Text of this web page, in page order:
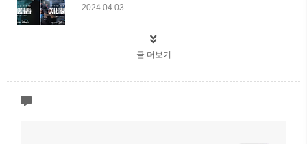
2024.04.03
글 더보기